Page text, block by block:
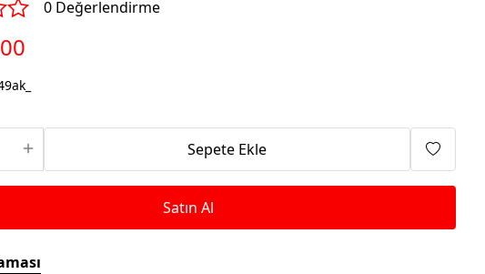
Isıtma Makineleri
0 Değerlendirme
Sepete Ekle
Satın Al